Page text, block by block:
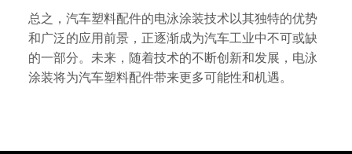
总之，汽车塑料配件的电泳涂装技术以其独特的优势
和广泛的应用前景，正逐渐成为汽车工业中不可或缺
的一部分。未来，随着技术的不断创新和发展，电泳
涂装将为汽车塑料配件带来更多可能性和机遇。